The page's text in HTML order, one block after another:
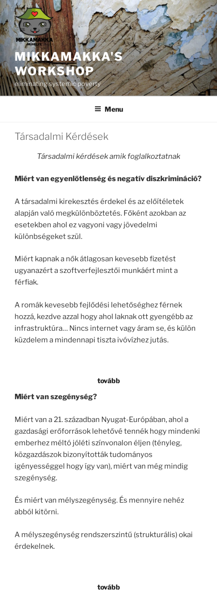
Skip
to
content
MIKKAMAKKA'S
WORKSHOP
eliminating systemic poverty
Menu
Társadalmi Kérdések
Társadalmi kérdések amik foglalkoztatnak
Miért van egyenlőtlenség és negatív diszkrimináció?
A társadalmi kirekesztés érdekel és az előítéletek
alapján való megkülönböztetés. Főként azokban az
esetekben ahol ez vagyoni vagy jövedelmi
különbségeket szül.
Miért kapnak a nők átlagosan kevesebb fizetést
ugyanazért a szoftverfejlesztői munkáért mint a
férfiak.
A romák kevesebb fejlődési lehetőséghez férnek
hozzá, kezdve azzal hogy ahol laknak ott gyengébb az
infrastruktúra… Nincs internet vagy áram se, és külön
küzdelem a mindennapi tiszta ivóvízhez jutás.
tovább
Miért van szegénység?
Miért van a 21. században Nyugat-Európában, ahol a
gazdasági erőforrások lehetővé tennék hogy mindenki
emberhez méltó jóléti színvonalon éljen (tényleg,
közgazdászok bizonyították tudományos
igényességgel hogy így van), miért van még mindig
szegénység.
És miért van mélyszegénység. És mennyire nehéz
abból kitörni.
A mélyszegénység rendszerszintű (strukturális) okai
érdekelnek.
tovább